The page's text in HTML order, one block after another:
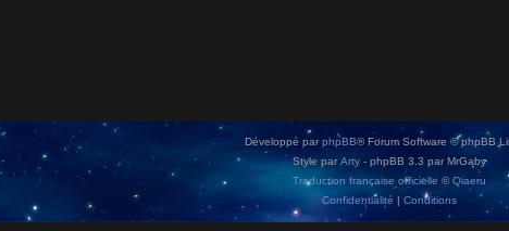
Développé parphpBB® Forum Software © phpBB
Style par Arty - phpBB 3.3 par MrGaby
Traduction française officielle ©Qiaeru
Confidentialité | Conditions